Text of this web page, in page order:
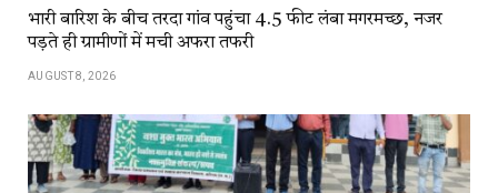
भारी बारिश के बीच तरदा गांव पहुंचा 4.5 फीट लंबा मगरमच्छ, नजर
पड़ते ही ग्रामीणों में मची अफरा तफरी
AUGUST 8, 2026